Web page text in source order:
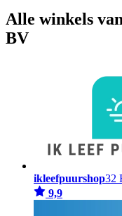
Alle winkels
BV
ikleefpuurshop32
9,9